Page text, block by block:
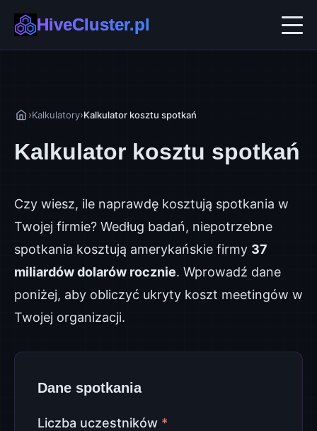
HiveCluster.pl
Automatyzacja i No-code
Ekosystemy B2B
›Kalkulatory›Kalkulator kosztu spotkań
Kalkulator kosztu spotkań
Czy wiesz, ile naprawdę kosztują spotkania w
Twojej firmie? Według badań, niepotrzebne
spotkania kosztują amerykańskie firmy 37
miliardów dolarów rocznie. Wprowadź dane
poniżej, aby obliczyć ukryty koszt meetingów w
Twojej organizacji.
Dane spotkania
Liczba uczestników *